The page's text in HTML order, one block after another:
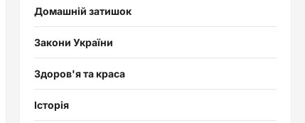
Домашній затишок
Закони України
Здоров'я та краса
Історія